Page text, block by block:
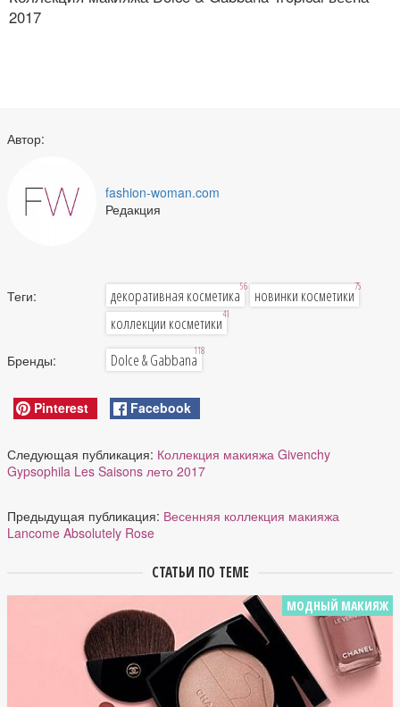
2017
Автор:
fashion-woman.com
Редакция
Теги: декоративная косметика56 новинки косметики75
коллекции косметики41
Бренды: Dolce & Gabbana118
Pinterest Facebook
Следующая публикация: Коллекция макияжа Givenchy
Gypsophila Les Saisons лето 2017
Предыдущая публикация: Весенняя коллекция макияжа
Lancome Absolutely Rose
СТАТЬИ ПО ТЕМЕ
МОДНЫЙ МАКИЯЖ